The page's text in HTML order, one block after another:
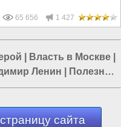
65 656 1 427
Власть в Москве
Ленин
Полезные
сайта